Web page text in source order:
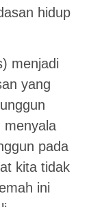
hidup
menjadi
yang
menyala
pada
kita tidak
ini